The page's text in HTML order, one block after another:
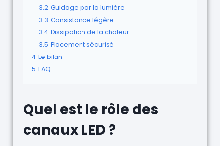
3.2 Guidage par la lumière
3.3 Consistance légère
3.4 Dissipation de la chaleur
3.5 Placement sécurisé
4 Le bilan
5 FAQ
Quel est le rôle des
canaux LED ?